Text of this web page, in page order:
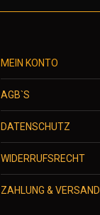
MEIN KONTO
AGB`S
DATENSCHUTZ
WIDERRUFSRECHT
ZAHLUNG & VERSAND